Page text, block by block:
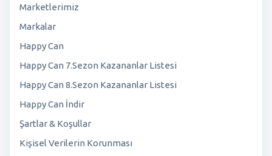
Marketlerimiz
Markalar
Happy Can
Happy Can 7.Sezon Kazananlar Listesi
Happy Can 8.Sezon Kazananlar Listesi
Happy Can İndir
Şartlar & Koşullar
Kişisel Verilerin Korunması